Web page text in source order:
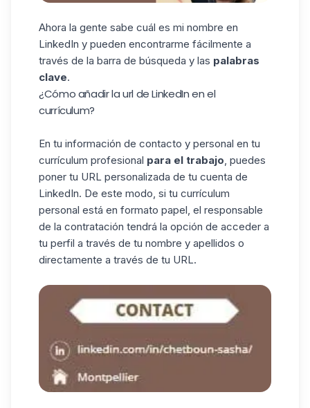
Ahora la gente sabe cuál es mi nombre en
LinkedIn y pueden encontrarme fácilmente a
través de la barra de búsqueda y las palabras
clave.
¿Cómo añadir la url de LinkedIn en el
currículum?
En tu información de contacto y personal en tu
currículum profesional para el trabajo, puedes
poner tu URL personalizada de tu cuenta de
LinkedIn. De este modo, si tu currículum
personal está en formato papel, el responsable
de la contratación tendrá la opción de acceder a
tu perfil a través de tu nombre y apellidos o
directamente a través de tu URL.